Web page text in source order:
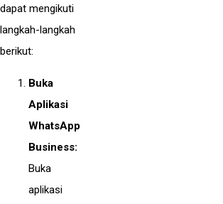
dapat mengikuti
langkah-langkah
berikut:
Buka
Aplikasi
WhatsApp
Business:
Buka
aplikasi